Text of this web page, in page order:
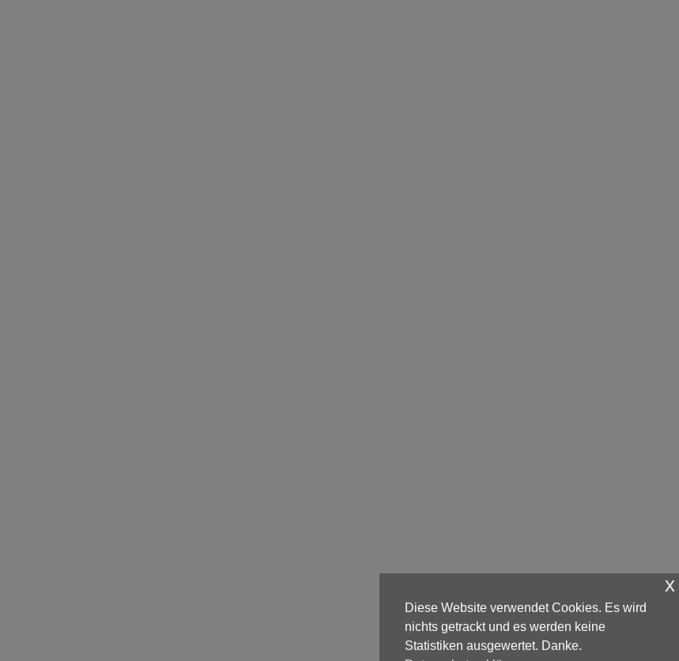
Diese Website verwendet Cookies. Es wird
nichts getrackt und es werden keine
Statistiken ausgewertet. Danke.
x